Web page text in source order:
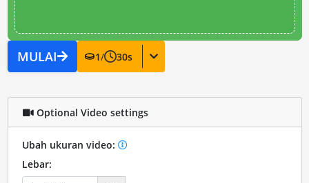
MULAI 1/ 30s
Optional Video settings
Ubah ukuran video:
Lebar: